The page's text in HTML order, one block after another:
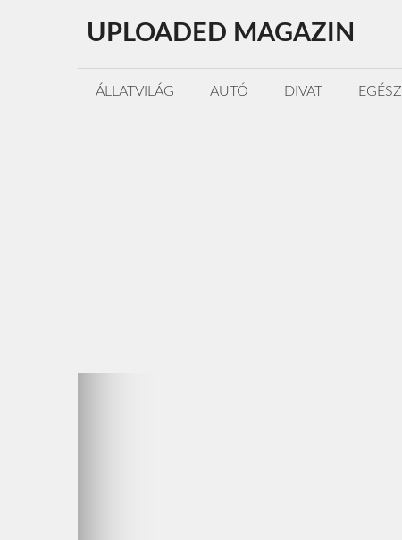
tartalomba
UPLOADED MAGAZIN
ÁLLATVILÁG AUTÓ DIVAT